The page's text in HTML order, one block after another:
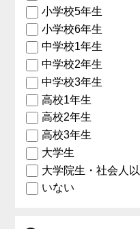
小学校5年生
小学校6年生
中学校1年生
中学校2年生
中学校3年生
高校1年生
高校2年生
高校3年生
大学生
大学院生・社会人
いない